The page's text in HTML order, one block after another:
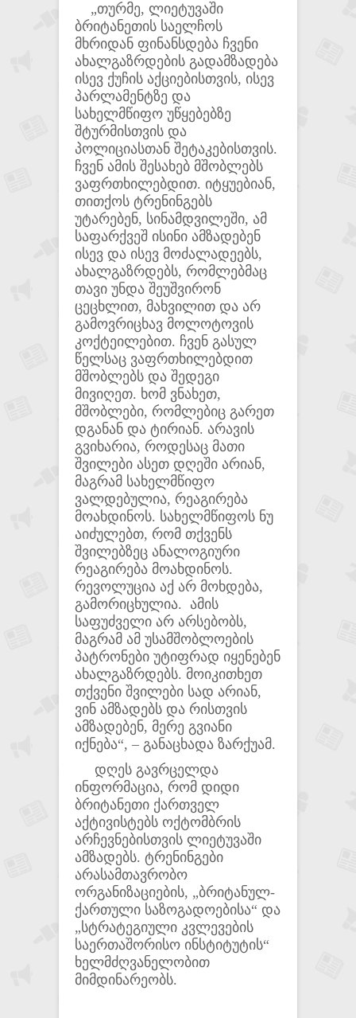
„თურმე, ლიეტუვაში
ბრიტანეთის საელჩოს
მხრიდან ფინანსდება ჩვენი
ახალგაზრდების გადამზადება
ისევ ქუჩის აქციებისთვის, ისევ
პარლამენტზე და
სახელმწიფო უწყებებზე
შტურმისთვის და
პოლიციასთან შეტაკებისთვის.
ჩვენ ამის შესახებ მშობლებს
ვაფრთხილებდით. იტყუებიან,
თითქოს ტრენინგებს
უტარებენ, სინამდვილეში, ამ
საფარქვეშ ისინი ამზადებენ
ისევ და ისევ მოძალადეებს,
ახალგაზრდებს, რომლებმაც
თავი უნდა შეუშვირონ
ცეცხლით, მახვილით და არ
გამოვრიცხავ მოლოტოვის
კოქტეილებით. ჩვენ გასულ
წელსაც ვაფრთხილებდით
მშობლებს და შედეგი
მივიღეთ. ხომ ვნახეთ,
მშობლები, რომლებიც გარეთ
დგანან და ტირიან. არავის
გვიხარია, როდესაც მათი
შვილები ასეთ დღეში არიან,
მაგრამ სახელმწიფო
ვალდებულია, რეაგირება
მოახდინოს. სახელმწიფოს ნუ
აიძულებთ, რომ თქვენს
შვილებზეც ანალოგიური
რეაგირება მოახდინოს.
რევოლუცია აქ არ მოხდება,
გამორიცხულია. ამის
საფუძველი არ არსებობს,
მაგრამ ამ უსამშობლოების
პატრონები უტიფრად იყენებენ
ახალგაზრდებს. მოიკითხეთ
თქვენი შვილები სად არიან,
ვინ ამზადებს და რისთვის
ამზადებენ, მერე გვიანი
იქნება“, – განაცხადა ზარქუამ.
დღეს გავრცელდა
ინფორმაცია, რომ დიდი
ბრიტანეთი ქართველ
აქტივისტებს ოქტომბრის
არჩევნებისთვის ლიეტუვაში
ამზადებს. ტრენინგები
არასამთავრობო
ორგანიზაციების, „ბრიტანულ-
ქართული საზოგადოებისა“ და
„სტრატეგიული კვლევების
საერთაშორისო ინსტიტუტის“
ხელმძღვანელობით
მიმდინარეობს.